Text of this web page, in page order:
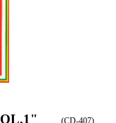
(CD-407)